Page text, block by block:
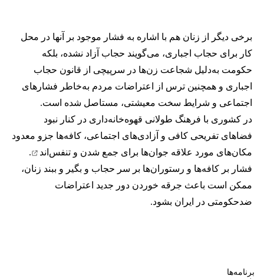
برخی دیگر از زنان هم با اشاره به فشار موجود بر آنها در محل
کار برای حجاب اجباری، می‌گویند حجاب آزاد نشده، بلکه
حکومت به‌دلیل شجاعت زن‌ها در سرپیچی از قانون حجاب
اجباری و همچنین ترس از اعتراضات مردم به‌خاطر فشارهای
اجتماعی و شرایط سخت معیشتی، مستاصل شده است.
در کشوری با فرهنگ طولانی قهوه‌‌خانه‌داری در کنار نبود
فضاهای تفریحی کافی و آزادی‌های اجتماعی، کافه‌ها جزو معدود
مکان‌های مورد علاقه جوان‌ها برای جمع شدن و تنفس‌اند
.
فشار بر کافه‌ها و رستوران‌ها بر سر حجاب و بگیر و ببند زنان،
ممکن است باعث جرقه خوردن دور جدید اعتراضات
ضدحکومتی در ایران بشود.
برنامه‌ها